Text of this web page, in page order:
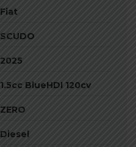
Fiat
SCUDO
2025
1.5cc BlueHDI 120cv
ZERO
Diesel